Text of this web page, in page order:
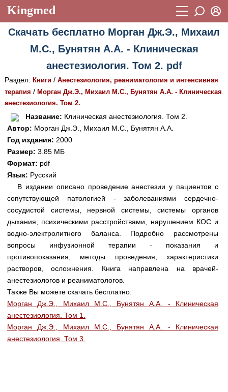
Kingmed
Учебный материал
Видеогалерея 899
Истории болезней 1268
Лекции и презентации 2474
Аккредитационные тесты
Методические рекомендации
Научно-популярное
Статьи
Новости (244)
Медицинская стандартизация
Нормативы экстренной и неотложной помощи
Нормы лабораторных и инструментальных
исследований
Обратная связь
FAQ
Восстановить пароль
Регистрация
Вход
Скачать бесплатно Морган Дж.Э., Михаил
М.С., Бунятян А.А. - Клиническая
анестезиология. Том 2. pdf
Раздел: Книги/ Анестезиология, реаниматология и интенсивная
терапия / Морган Дж.Э., Михаил М.С., Бунятян А.А. - Клиническая
анестезиология. Том 2.
Название: Клиническая анестезиология. Том 2.
Автор: Морган Дж.Э., Михаил М.С., Бунятян А.А.
Год издания: 2000
Размер: 3.85 МБ
Формат: pdf
Язык: Русский
В издании описано проведение анестезии у пациентов с
сопутствующей патологией - заболеваниями сердечно-
сосудистой системы, нервной системы, системы органов
дыхания, психическими расстройствами, нарушением КОС и
водно-электролитного баланса. Подробно рассмотрены
вопросы инфузионной терапии - показания и
противопоказания, методы проведения, характеристики
растворов, осложнения. Книга направлена на врачей-
анестезиологов и реаниматологов.
Также Вы можете скачать бесплатно:
Морган Дж.Э., Михаил М.С., Бунятян А.А. - Клиническая
анестезиология. Том 1.
Морган Дж.Э., Михаил М.С., Бунятян А.А. - Клиническая
анестезиология. Том 3.